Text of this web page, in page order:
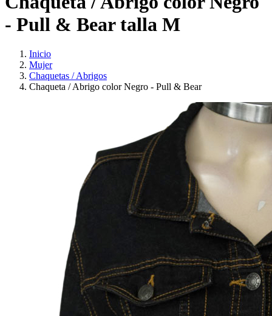
- Pull & Bear talla M
Inicio
Mujer
Chaquetas / Abrigos
Chaqueta / Abrigo color Negro - Pull & Bear